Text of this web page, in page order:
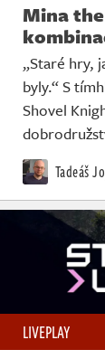
Mina
„Staré hry,
byly.“ S
Shovel
Tadeáš
LIVEPLAY